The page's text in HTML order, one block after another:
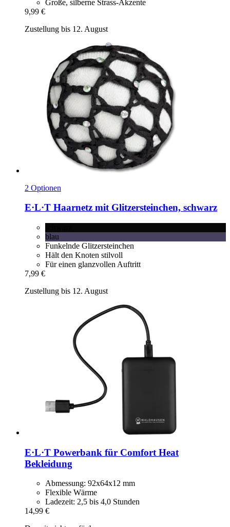
Große, silberne Strass-Akzente
9,99 €
Zustellung bis 12. August
2 Optionen
E·L·T Haarnetz mit Glitzersteinchen, schwarz
blau
Funkelnde Glitzersteinchen
Hält den Knoten stilvoll
Für einen glanzvollen Auftritt
7,99 €
Zustellung bis 12. August
E·L·T Powerbank für Comfort Heat
Bekleidung
Abmessung: 92x64x12 mm
Flexible Wärme
Ladezeit: 2,5 bis 4,0 Stunden
14,99 €